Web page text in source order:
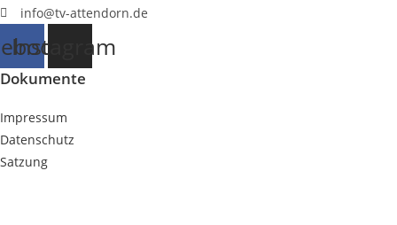
info@tv-attendorn.de
Instagram
Dokumente
Impressum
Datenschutz
Satzung